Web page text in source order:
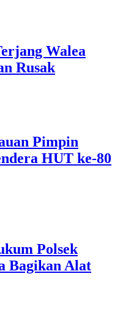
Walea
Rusak
Pimpin
HUT ke-80
Polsek
Bagikan Alat